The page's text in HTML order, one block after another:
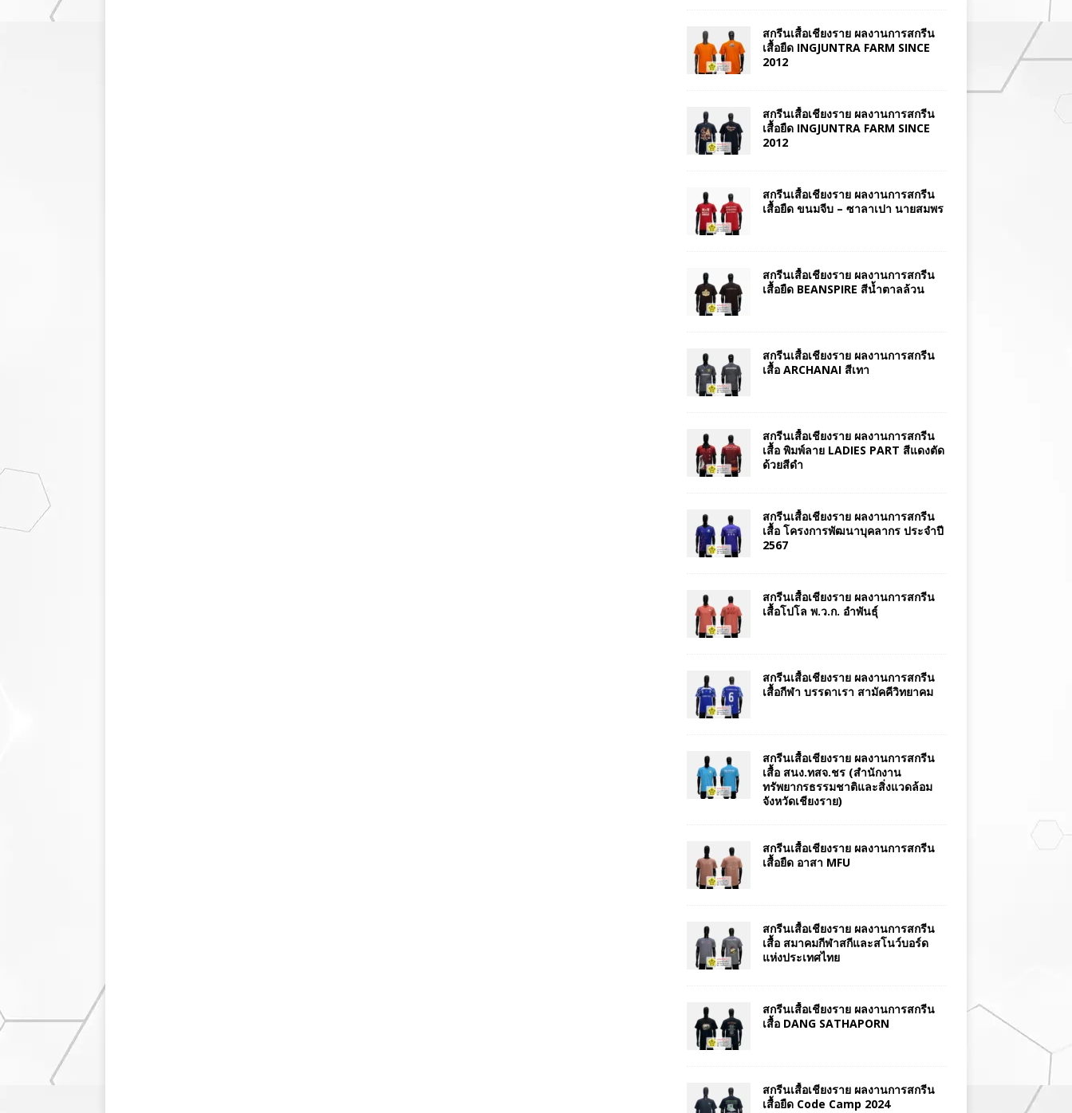
สกรีนเสื้อเชียงราย ผลงานการสกรีน
เสื้อยืด INGJUNTRA FARM SINCE
2012
สกรีนเสื้อเชียงราย ผลงานการสกรีน
เสื้อยืด INGJUNTRA FARM SINCE
2012
สกรีนเสื้อเชียงราย ผลงานการสกรีน
เสื้อยืด ขนมจีบ – ซาลาเปา นายสมพร
สกรีนเสื้อเชียงราย ผลงานการสกรีน
เสื้อยืด BEANSPIRE สีน้ำตาลล้วน
สกรีนเสื้อเชียงราย ผลงานการสกรีน
เสื้อ ARCHANAI สีเทา
สกรีนเสื้อเชียงราย ผลงานการสกรีน
เสื้อ พิมพ์ลาย LADIES PART สีแดงตัด
ด้วยสีดำ
สกรีนเสื้อเชียงราย ผลงานการสกรีน
เสื้อ โครงการพัฒนาบุคลากร ประจำปี
2567
สกรีนเสื้อเชียงราย ผลงานการสกรีน
เสื้อโปโล พ.ว.ก. อำพันธุ์
สกรีนเสื้อเชียงราย ผลงานการสกรีน
เสื้อกีฬา บรรดาเรา สามัคคีวิทยาคม
สกรีนเสื้อเชียงราย ผลงานการสกรีน
เสื้อ สนง.ทสจ.ชร (สำนักงาน
ทรัพยากรธรรมชาติและสิ่งแวดล้อม
จังหวัดเชียงราย)
สกรีนเสื้อเชียงราย ผลงานการสกรีน
เสื้อยืด อาสา MFU
สกรีนเสื้อเชียงราย ผลงานการสกรีน
เสื้อ สมาคมกีฬาสกีและสโนว์บอร์ด
แห่งประเทศไทย
สกรีนเสื้อเชียงราย ผลงานการสกรีน
เสื้อ DANG SATHAPORN
สกรีนเสื้อเชียงราย ผลงานการสกรีน
เสื้อยืด Code Camp 2024